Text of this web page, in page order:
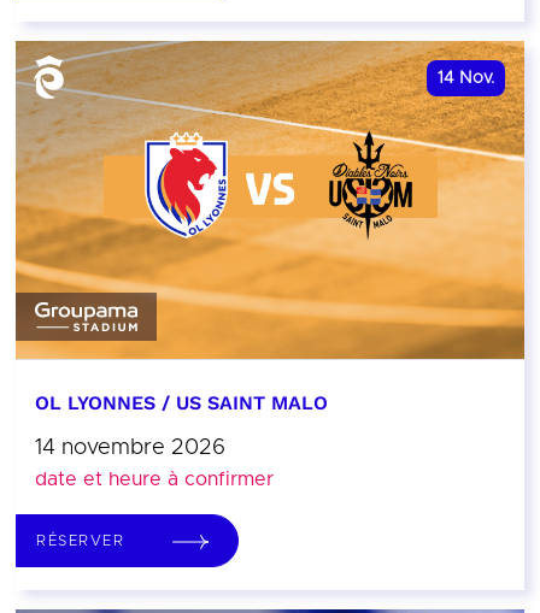
14 Nov.
OL LYONNES / US SAINT MALO
14 novembre 2026
date et heure à confirmer
RÉSERVER